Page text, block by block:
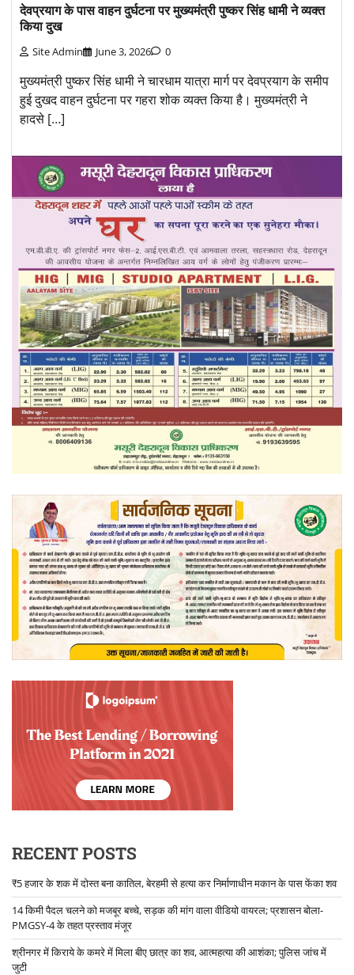
देवप्रयाग के पास वाहन दुर्घटना पर मुख्यमंत्री पुष्कर सिंह धामी ने व्यक्त
किया दुख
Site Admin June 3, 2026 0
मुख्यमंत्री पुष्कर सिंह धामी ने चारधाम यात्रा मार्ग पर देवप्रयाग के समीप
हुई दुखद वाहन दुर्घटना पर गहरा शोक व्यक्त किया है। मुख्यमंत्री ने
हादसे […]
RECENT POSTS
₹5 हजार के शक में दोस्त बना कातिल, बेरहमी से हत्या कर निर्माणाधीन मकान के पास फेंका शव
14 किमी पैदल चलने को मजबूर बच्चे, सड़क की मांग वाला वीडियो वायरल; प्रशासन बोला-
PMGSY-4 के तहत प्रस्ताव मंजूर
श्रीनगर में किराये के कमरे में मिला बीए छात्र का शव, आत्महत्या की आशंका; पुलिस जांच में
जुटी